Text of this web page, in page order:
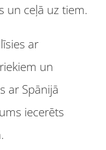
un ceļā uz tiem.
ar
un
ar Spānijā
iecerēts